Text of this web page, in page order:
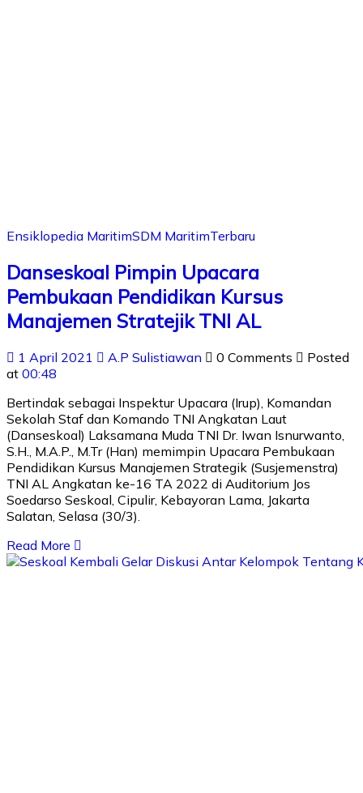
Ensiklopedia MaritimSDM MaritimTerbaru
Danseskoal Pimpin Upacara
Pembukaan Pendidikan Kursus
Manajemen Stratejik TNI AL
1 April 2021 A.P Sulistiawan 0 Comments
Posted
at 00:48
Bertindak sebagai Inspektur Upacara (Irup), Komandan
Sekolah Staf dan Komando TNI Angkatan Laut
(Danseskoal) Laksamana Muda TNI Dr. Iwan Isnurwanto,
S.H., M.A.P., M.Tr (Han) memimpin Upacara Pembukaan
Pendidikan Kursus Manajemen Strategik (Susjemenstra)
TNI AL Angkatan ke-16 TA 2022 di Auditorium Jos
Soedarso Seskoal, Cipulir, Kebayoran Lama, Jakarta
Salatan, Selasa (30/3).
Read More